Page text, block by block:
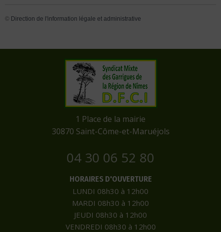
© Direction de l'information légale et administrative
​1 Place de la mairie
​30870 Saint-Côme-et-Maruéjols
04 30 06 52 80
HORAIRES D'OUVERTURE
LUNDI 08h30 à 12h00
MARDI 08h30 à 12h00
JEUDI 08h30 à 12h00
VENDREDI 08h30 à 12h00